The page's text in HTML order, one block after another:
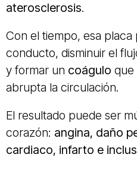
aterosclerosis.
Con el tiempo, esa
conducto, disminuir el
y formar un coágulo que
abrupta la circulación.
El resultado puede ser
corazón: angina, daño
cardiaco, infarto e